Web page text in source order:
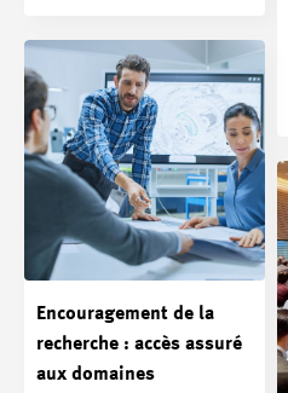
Encouragement de la
recherche : accès assuré
aux domaines